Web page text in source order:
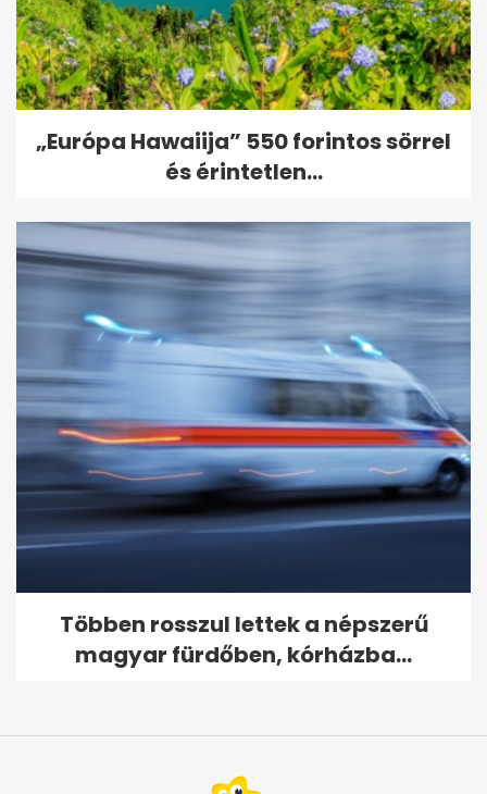
„Európa Hawaiija” 550 forintos sörrel
és érintetlen...
Többen rosszul lettek a népszerű
magyar fürdőben, kórházba...